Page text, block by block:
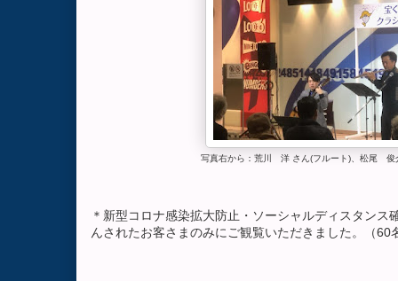
写真右から：荒川 洋 さん(フルート)、松尾 俊
＊新型コロナ感染拡大防止・ソーシャルディスタン
んされたお客さまのみにご観覧いただきました。（60